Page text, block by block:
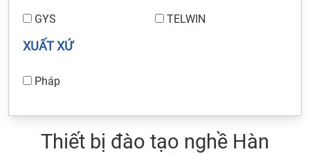
GYS TELWIN
XUẤT XỨ
Pháp
Thiết bị đào tạo nghề Hàn